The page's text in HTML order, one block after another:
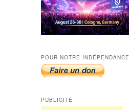
POUR NOTRE INDÉPENDANCE
PUBLICITÉ